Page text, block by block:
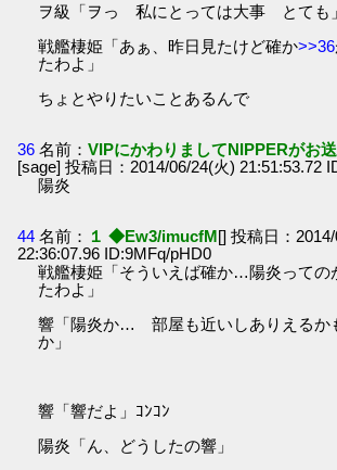
ヲ級「ヲっ 私にとっては大事 とても」
戦艦棲姫「あぁ、昨日見たけど確か>>36
たわよ」
ちょとやりたいことあるんで
36 名前：VIPにかわりましてNIPPERがお
[sage] 投稿日：2014/06/24(火) 21:51:53.72
陽炎
44 名前： １ ◆Ew3/imucfM[] 投稿日：
22:36:07.96 ID:9MFq/pHD0
戦艦棲姫「そういえば確か…陽炎っての
たわよ」
響「陽炎か… 部屋も近いしありえるか
か」
響「響だよ」ｺﾝｺﾝ
陽炎「ん、どうしたの響」